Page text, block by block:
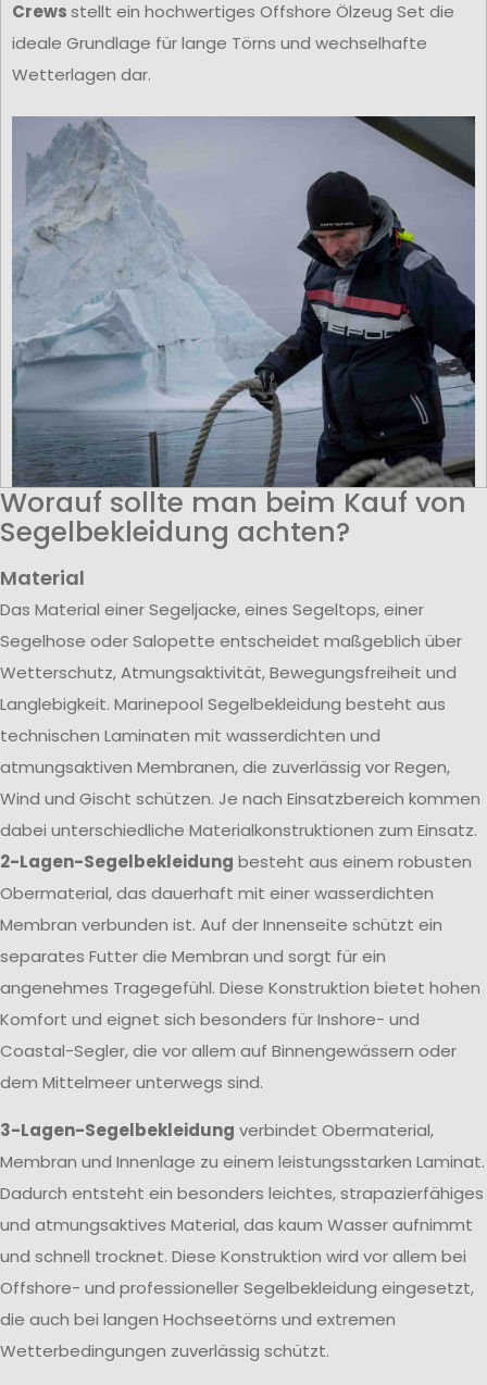
Crewsstellt ein hochwertiges Offshore Ölzeug Set die
ideale Grundlage für lange Törns und wechselhafte
Wetterlagen dar.
Worauf sollte man beim Kauf von
Segelbekleidung achten?
Material
Das Material einer Segeljacke, eines Segeltops, einer
Segelhose oder Salopette entscheidet maßgeblich über
Wetterschutz, Atmungsaktivität, Bewegungsfreiheit und
Langlebigkeit. Marinepool Segelbekleidung besteht aus
technischen Laminaten mit wasserdichten und
atmungsaktiven Membranen, die zuverlässig vor Regen,
Wind und Gischt schützen. Je nach Einsatzbereich kommen
dabei unterschiedliche Materialkonstruktionen zum Einsatz.
2-Lagen-Segelbekleidung besteht aus einem robusten
Obermaterial, das dauerhaft mit einer wasserdichten
Membran verbunden ist. Auf der Innenseite schützt ein
separates Futter die Membran und sorgt für ein
angenehmes Tragegefühl. Diese Konstruktion bietet hohen
Komfort und eignet sich besonders für Inshore- und
Coastal-Segler, die vor allem auf Binnengewässern oder
dem Mittelmeer unterwegs sind.
3-Lagen-Segelbekleidung verbindet Obermaterial,
Membran und Innenlage zu einem leistungsstarken Laminat.
Dadurch entsteht ein besonders leichtes, strapazierfähiges
und atmungsaktives Material, das kaum Wasser aufnimmt
und schnell trocknet. Diese Konstruktion wird vor allem bei
Offshore- und professioneller Segelbekleidung eingesetzt,
die auch bei langen Hochseetörns und extremen
Wetterbedingungen zuverlässig schützt.